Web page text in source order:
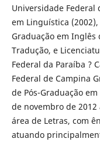
Universidade Federal
em Linguística
Graduação em Inglês
Tradução, e
Federal da Paraíba ?
Federal de Campina
de Pós-Graduação em
de novembro de
área de Letras, com
atuando